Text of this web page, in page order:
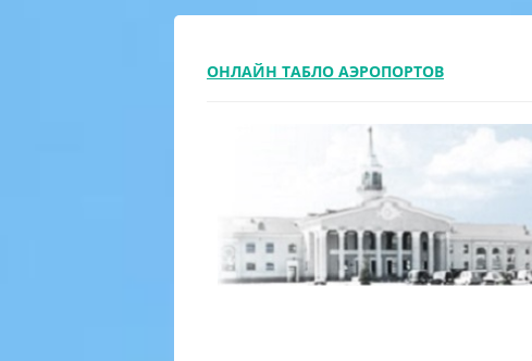
ОНЛАЙН ТАБЛО АЭРОПОРТОВ